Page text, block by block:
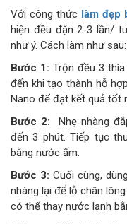
Với công thức làm đẹp
hiện đều đặn 2-3 lần/
như ý. Cách làm như sau:
Bước 1: Trộn đều 3
đến khi tạo thành hỗ
Nano để đạt kết quả tốt
Bước 2: Nhẹ nhàng
đến 3 phút. Tiếp tục
bằng nước ấm.
Bước 3: Cuối cùng,
nhàng lại để lỗ chân
có thể thay nước lạnh